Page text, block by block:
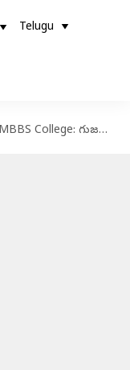
Telugu
గుజరాత్ మెడికల్ కాలేజీలో ర్యాగింగ్ కలకలం.. విద్యార్థి మృతి